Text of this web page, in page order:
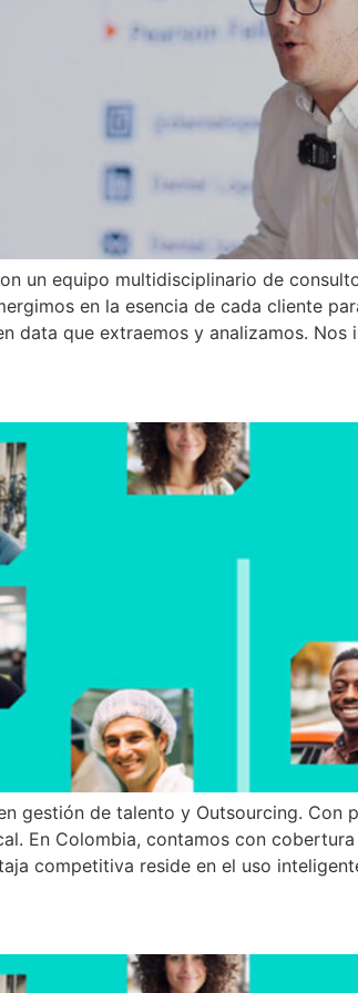
un equipo multidisciplinario de
en la esencia de cada cliente
data que extraemos y analizamos.
gestión de talento y Outsourcing. Con
En Colombia, contamos con
competitiva reside en el uso